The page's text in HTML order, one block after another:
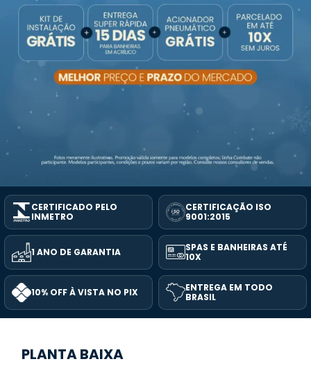
CERTIFICADO PELO
INMETRO
CERTIFICAÇÃO ISO
9001:2015
1 ANO DE GARANTIA
SPAS E BANHEIRAS ATÉ
10X
10% OFF À VISTA NO PIX
ENTREGA EM TODO
BRASIL
PLANTA BAIXA